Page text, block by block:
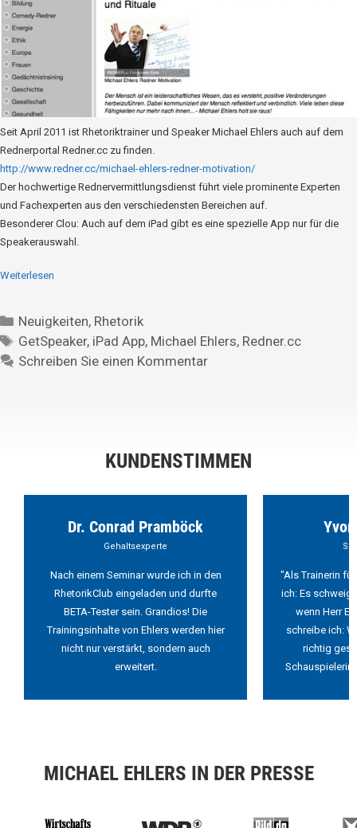
Seit April 2011 ist Rhetoriktrainer und Speaker Michael Ehlers auch auf dem
Rednerportal Redner.cc zu finden.
http://www.redner.cc/michael-ehlers-redner-motivation/
Der hochwertige Rednervermittlungsdienst führt viele prominente Experten
und Fachexperten aus den verschiedensten Bereichen auf.
Besonderer Clou: Auch auf dem iPad gibt es eine spezielle App nur für die
Speakerauswahl.
Weiterlesen
Neuigkeiten, Rhetorik
GetSpeaker, iPad App, Michael Ehlers, Redner.cc
Schreiben Sie einen Kommentar
KUNDENSTIMMEN
Dr. Conrad Pramböck
Gehaltsexperte
Nach einem Seminar wurde ich in den
RhetorikClub eingeladen und durfte
BETA-Tester sein. Grandios! Die
Trainingsinhalte von Ehlers werden hier
nicht nur verstärkt, sondern auch
erweitert.
"Als Trainerin
ich: Es
wenn Herr
schreibe ich:
richtig
Schauspielerin
MICHAEL EHLERS IN DER PRESSE